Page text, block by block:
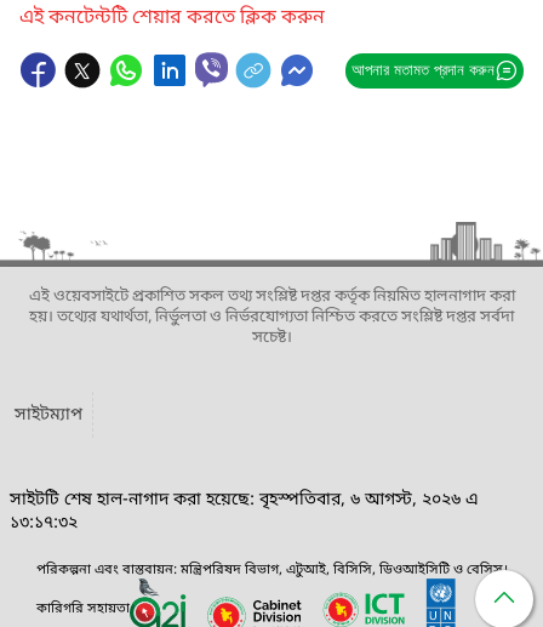
এই কনটেন্টটি শেয়ার করতে ক্লিক করুন
আপনার মতামত প্রদান করুন
এই ওয়েবসাইটে প্রকাশিত সকল তথ্য সংশ্লিষ্ট দপ্তর কর্তৃক নিয়মিত হালনাগাদ করা
হয়। তথ্যের যথার্থতা, নির্ভুলতা ও নির্ভরযোগ্যতা নিশ্চিত করতে সংশ্লিষ্ট দপ্তর সর্বদা
সচেষ্ট।
সাইটম্যাপ
সাইটটি শেষ হাল-নাগাদ করা হয়েছে: বৃহস্পতিবার, ৬ আগস্ট, ২০২৬ এ
১৩:১৭:৩২
পরিকল্পনা এবং বাস্তবায়ন: মন্ত্রিপরিষদ বিভাগ, এটুআই, বিসিসি, ডিওআইসিটি ও বেসিস।
কারিগরি সহায়তা